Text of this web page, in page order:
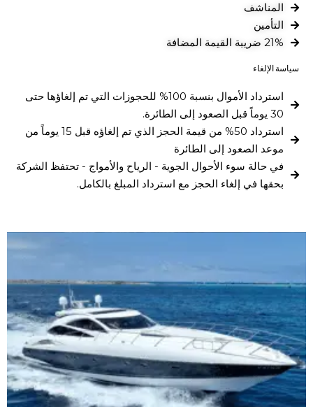
المناشف
التأمين
21% ضريبة القيمة المضافة
سياسة الإلغاء
استرداد الأموال بنسبة 100% للحجوزات التي تم إلغاؤها حتى
30 يوماً قبل الصعود إلى الطائرة.
استرداد 50% من قيمة الحجز الذي تم إلغاؤه قبل 15 يوماً من
موعد الصعود إلى الطائرة
في حالة سوء الأحوال الجوية - الرياح والأمواج - تحتفظ الشركة
بحقها في إلغاء الحجز مع استرداد المبلغ بالكامل.